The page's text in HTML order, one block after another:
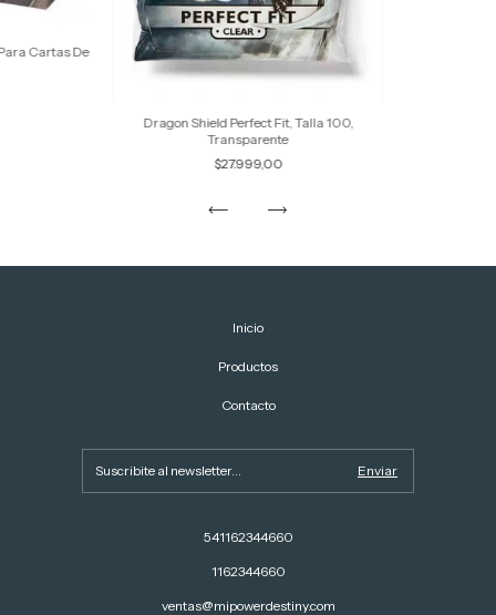
Cartas De
Dragon Shield Perfect Fit, Talla 100,
Transparente
$27.999,00
Inicio
Productos
Contacto
541162344660
1162344660
ventas@mipowerdestiny.com